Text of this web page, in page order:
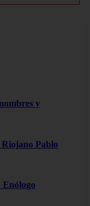
y
Pablo